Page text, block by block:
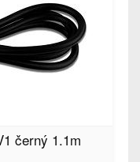
černý 1.1m